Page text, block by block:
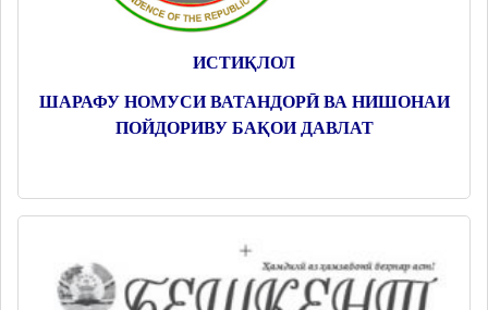
ИСТИҚЛОЛ
ШАРАФУ НОМУСИ ВАТАНДОРӢ ВА НИШОНАИ
ПОЙДОРИВУ БАҚОИ ДАВЛАТ